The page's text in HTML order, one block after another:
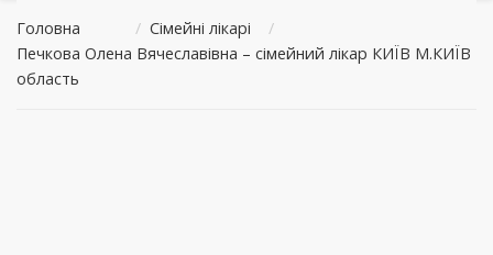
Головна / Сімейні лікарі
/
Печкова Олена Вячеславівна – сімейний лікар КИЇВ М.КИЇВ
область